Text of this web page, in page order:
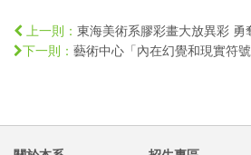
上一則： 東海美術系膠彩畫大放異彩 勇
下一則： 藝術中心「內在幻覺和現實符